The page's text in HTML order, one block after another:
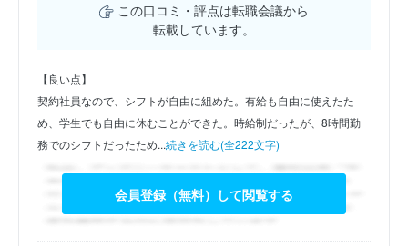
この口コミ・評点は転職会議から
転載しています。
【良い点】
契約社員なので、シフトが自由に組めた。有給も自由に使えたた
め、学生でも自由に休むことができた。時給制だったが、8時間勤
務でのシフトだったため...続きを読む(全222文字)
会員登録（無料）して閲覧する